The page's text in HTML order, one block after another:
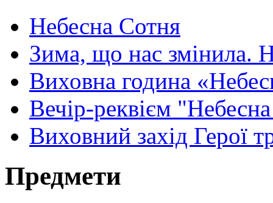
Небесна Сотня
Зима, що нас змінила.
Виховна година
Вечір-реквієм
Виховний захід Герої
Предмети